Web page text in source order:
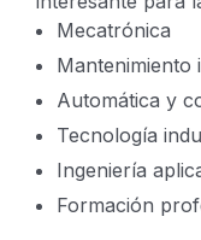
Mecatrónica
Mantenimiento
Automática y
Tecnología
Ingeniería
Formación